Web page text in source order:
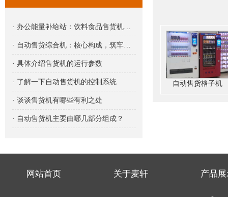
· 办公能量补给站：饮料食品售货机的职场新角色
· 自动售货综合机：核心构成，筑牢智能零售根基
· 具体介绍售货机的运行参数
· 了解一下自动售货机的控制系统
· 谈谈售货机有哪些有利之处
· 自动售货机主要由哪几部分组成？
自动售货格子机
网站首页 关于麦轩 产品